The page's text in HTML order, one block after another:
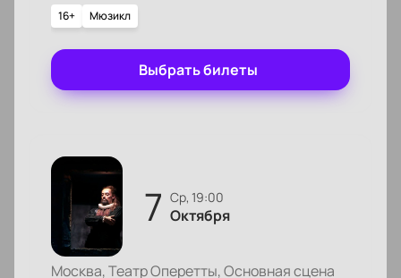
16+ Мюзикл
Выбрать билеты
7 ср, 19:00
Октября
Москва, Театр Оперетты, Основная сцена